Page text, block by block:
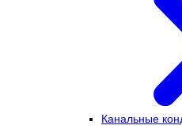
Канальные